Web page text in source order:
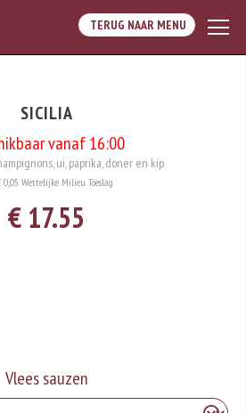
TERUG NAAR MENU
SICILIA
vanaf 16:00
ui, paprika, doner en kip
0,05 Wettelijke Milieu Toeslag
€ 17.55
Vlees sauzen